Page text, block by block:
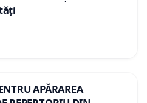
APĂRAREA